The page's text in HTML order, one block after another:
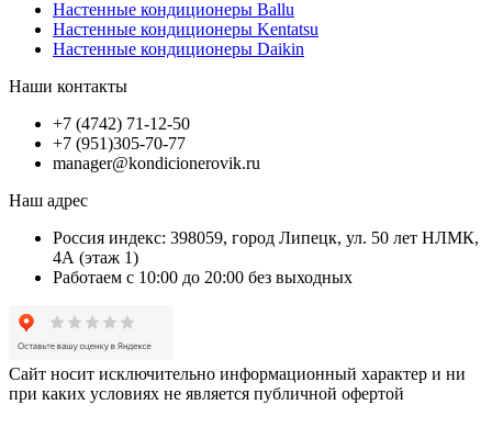
Настенные кондиционеры Ballu
Настенные кондиционеры Kentatsu
Настенные кондиционеры Daikin
Наши контакты
+7 (4742) 71-12-50
+7 (951)305-70-77
manager@kondicionerovik.ru
Наш адрес
Россия индекс: 398059, город Липецк, ул. 50 лет НЛМК,
4А (этаж 1)
Работаем с 10:00 до 20:00 без выходных
Сайт носит исключительно информационный характер и ни
при каких условиях не является публичной офертой